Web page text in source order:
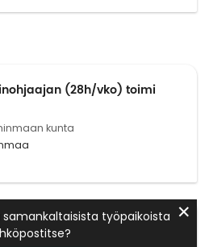
(28h/vko) toimi
kunta
samankaltaisista työpaikoista ✕